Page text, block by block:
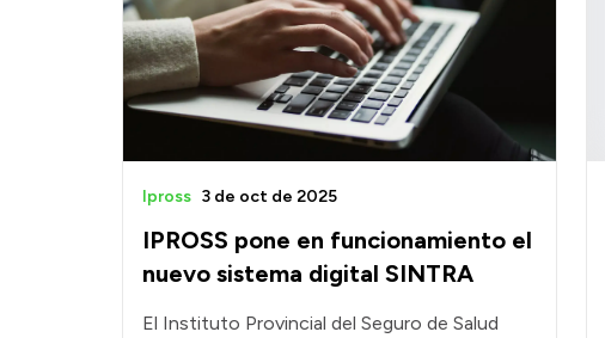
IPROSS pone en funcionamiento el
nuevo sistema digital SINTRA
Ipross 3 de oct de 2025
El Instituto Provincial del Seguro de Salud